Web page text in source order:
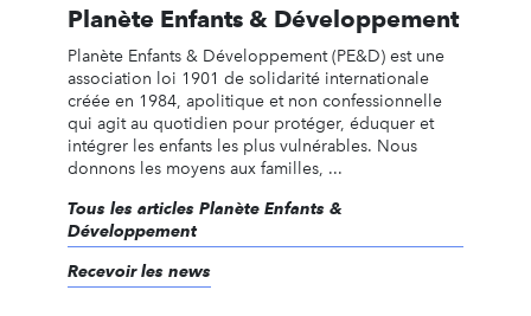
Planète Enfants & Développement
Planète Enfants & Développement (PE&D) est une
association loi 1901 de solidarité internationale
créée en 1984, apolitique et non confessionnelle
qui agit au quotidien pour protéger, éduquer et
intégrer les enfants les plus vulnérables. Nous
donnons les moyens aux familles, ...
Tous les articles Planète Enfants &
Développement
Recevoir les news